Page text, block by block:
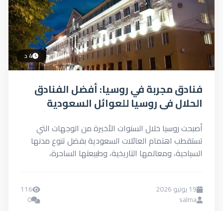
4 د
فنادق مجربة في روسيا: أفضل الفنادق
الحلال في روسيا للعوائل السعودية
أصبحت روسيا خلال السنوات الأخيرة من الوجهات التي
تستقطب اهتمام العائلات السعودية بفضل تنوع مدنها
السياحية، ومعالمها التاريخية، وطبيعتها الساحرة،
19 يونيو 2026
salma
116
0